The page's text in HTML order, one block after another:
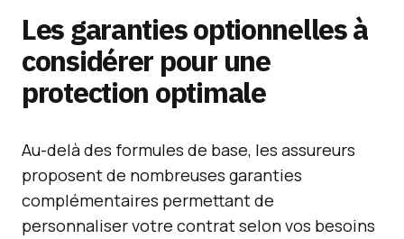
Les garanties optionnelles à
considérer pour une
protection optimale
Au-delà des formules de base, les assureurs
proposent de nombreuses garanties
complémentaires permettant de
personnaliser votre contrat selon vos besoins